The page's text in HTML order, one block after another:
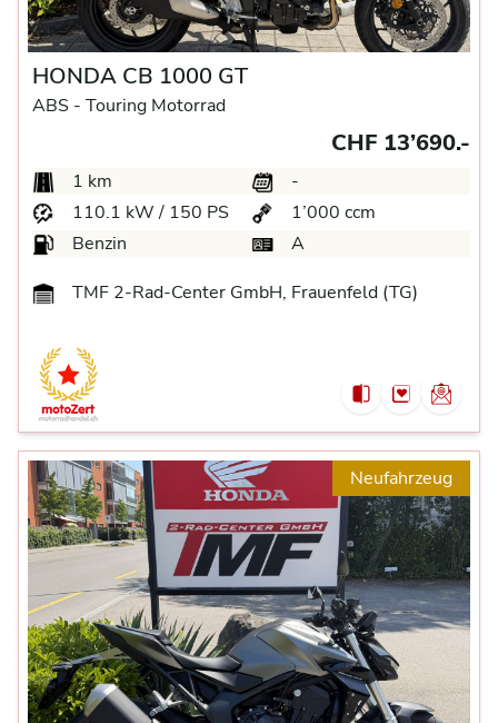
HONDA CB 1000 GT
ABS - Touring Motorrad
CHF 13’690.-
1 km
-
110.1 kW / 150 PS
1’000 ccm
Benzin
A
TMF 2-Rad-Center GmbH, Frauenfeld (TG)
Neufahrzeug